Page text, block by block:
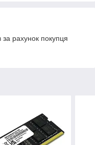
рахунок покупця